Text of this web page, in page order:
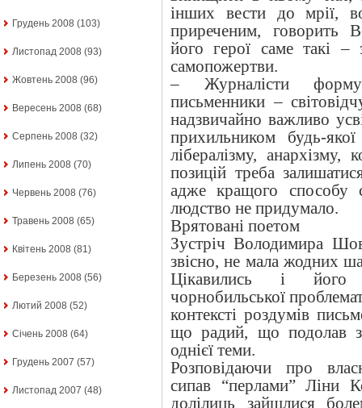
Грудень 2008 (103)
Листопад 2008 (93)
Жовтень 2008 (96)
Вересень 2008 (68)
Серпень 2008 (32)
Липень 2008 (70)
Червень 2008 (76)
Травень 2008 (65)
Квітень 2008 (81)
Березень 2008 (56)
Лютий 2008 (52)
Січень 2008 (64)
Грудень 2007 (57)
Листопад 2007 (48)
інших вести до мрії,
приреченим, говорить
його герої саме такі –
самопожертви.
– Журналісти
письменники –
надзвичайно важливо
прихильником будь-якої
лібералізму,
позицій треба
адже кращого способу
людство не придумало.
Врятовані поетом
Зустріч Володимира
звісно, не мала жодних
Цікавились і його
чорнобильської
контексті роздумів
що радий, що подолав
однієї теми.
Розповідаючи про
сипав “перлами” Ліни
долілиць зайшлися